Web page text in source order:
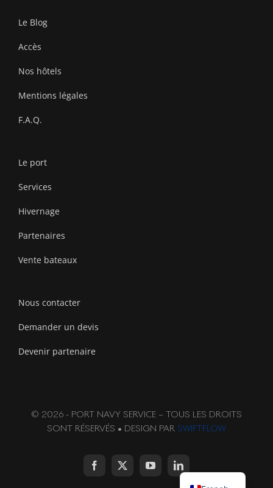
Le Blog
Accès
Nos hôtels
Mentions légales
F.A.Q.
Le port
Services
Hivernage
Partenaires
Vente bateaux
Nous contacter
Demander un devis
Devenir partenaire
© 2026 - PORT NAVY SERVICE – TOUS LES DROITS
SONT RÉSERVÉS • DESIGN PAR SWIFTFLOW